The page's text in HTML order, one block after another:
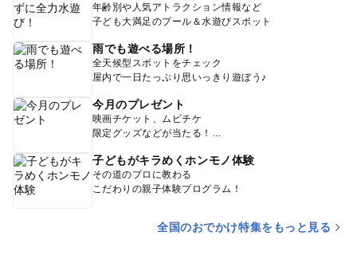
年齢別や人気アトラクション情報など
子ども大満足のプール＆水遊びスポット
雨でも遊べる場所！
全天候型スポットをチェック
屋内で一日たっぷり思いっきり遊ぼう♪
今月のプレゼント
映画チケット、ムビチケ
限定グッズなどが当たる！
子どもがキラめくホンモノ体験
その道のプロに教わる
こだわりの親子体験プログラム！
全国のおでかけ特集をもっと見る